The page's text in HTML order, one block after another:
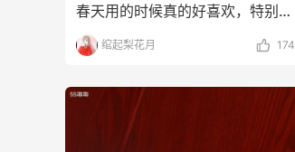
春天用的时候真的好喜欢，特别适
合上班通勤的时候用，
绾起梨花月 174